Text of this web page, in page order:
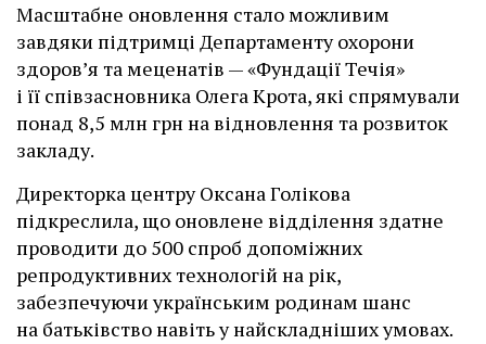
Масштабне оновлення стало можливим
завдяки підтримці Департаменту охорони
здоров’я та меценатів — «Фундації Течія»
і її співзасновника Олега Крота, які спрямували
понад 8,5 млн грн на відновлення та розвиток
закладу.
Директорка центру Оксана Голікова
підкреслила, що оновлене відділення здатне
проводити до 500 спроб допоміжних
репродуктивних технологій на рік,
забезпечуючи українським родинам шанс
на батьківство навіть у найскладніших умовах.